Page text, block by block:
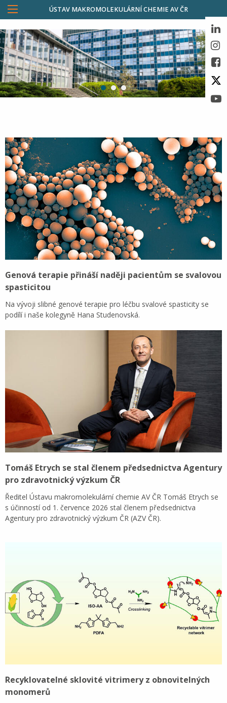
ÚSTAV MAKROMOLEKULÁRNÍ CHEMIE AV ČR
Genová terapie přináší naději pacientům se svalovou
spasticitou
Na vývoji slibné genové terapie pro léčbu svalové spasticity se
podílí i naše kolegyně Hana Studenovská.
Tomáš Etrych se stal členem předsednictva Agentury
pro zdravotnický výzkum ČR
Ředitel Ústavu makromolekulární chemie AV ČR Tomáš Etrych se
s účinností od 1. července 2026 stal členem předsednictva
Agentury pro zdravotnický výzkum ČR (AZV ČR).
Recyklovatelné sklovité vitrimery z obnovitelných
monomerů